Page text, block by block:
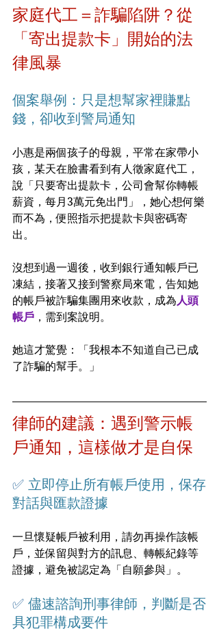
家庭代工＝詐騙陷阱？從
「寄出提款卡」開始的法
律風暴
個案舉例：只是想幫家裡賺點
錢，卻收到警局通知
小惠是兩個孩子的母親，平常在家帶小
孩，某天在臉書看到有人徵家庭代工，
說「只要寄出提款卡，公司會幫你轉帳
薪資，每月3萬元免出門」，她心想何樂
而不為，便照指示把提款卡與密碼寄
出。
沒想到過一週後，收到銀行通知帳戶已
凍結，接著又接到警察局來電，告知她
的帳戶被詐騙集團用來收款，成為人頭
帳戶 ，需到案說明。
她這才驚覺：「我根本不知道自己已成
了詐騙的幫手。」
律師的建議：遇到警示帳
戶通知，這樣做才是自保
✅ 立即停止所有帳戶使用，保存
對話與匯款證據
一旦懷疑帳戶被利用，請勿再操作該帳
戶，並保留與對方的訊息、轉帳紀錄等
證據，避免被認定為「自願參與」。
✅ 儘速諮詢刑事律師，判斷是否
具犯罪構成要件